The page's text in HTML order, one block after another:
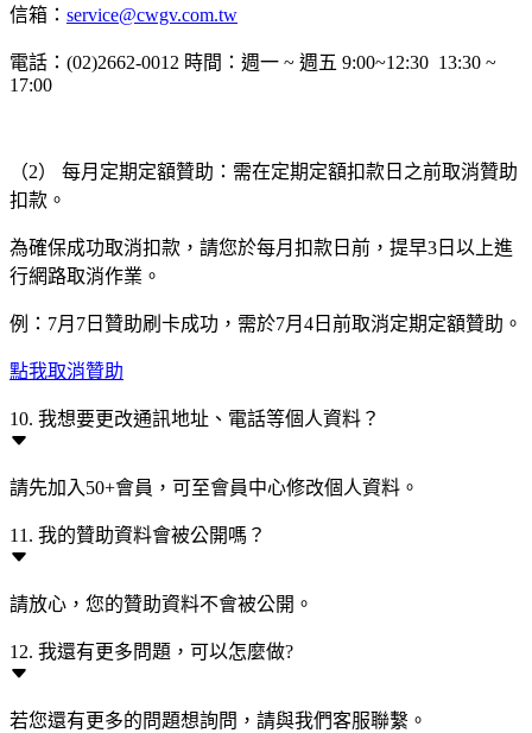
信箱： service@cwgv.com.tw
電話：(02)2662-0012 時間：週一 ~ 週五 9:00~12:30 13:30 ~
17:00
（2） 每月定期定額贊助：需在定期定額扣款日之前取消贊助
扣款。
為確保成功取消扣款，請您於每月扣款日前，提早3日以上進
行網路取消作業。
例：7月7日贊助刷卡成功，需於7月4日前取消定期定額贊助。
點我取消贊助
10. 我想要更改通訊地址、電話等個人資料？
請先加入50+會員，可至會員中心修改個人資料。
11. 我的贊助資料會被公開嗎？
請放心，您的贊助資料不會被公開。
12. 我還有更多問題，可以怎麼做?
若您還有更多的問題想詢問，請與我們客服聯繫。